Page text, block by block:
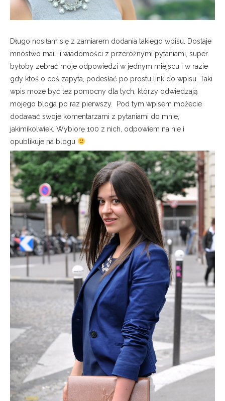
Długo nosiłam się z zamiarem dodania takiego wpisu. Dostaje
mnóstwo maili i wiadomości z przeróżnymi pytaniami, super
byłoby zebrać moje odpowiedzi w jednym miejscu i w razie
gdy ktoś o coś zapyta, podesłać po prostu link do wpisu. Taki
wpis może być też pomocny dla tych, którzy odwiedzają
mojego bloga po raz pierwszy.
Pod tym wpisem możecie
dodawać swoje komentarzami z pytaniami do mnie,
jakimikolwiek. Wybiorę 100 z nich, odpowiem na nie i
opublikuje na blogu